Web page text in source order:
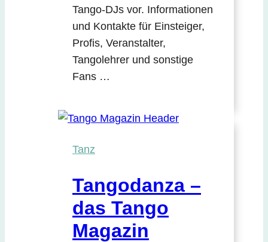
Tango-DJs vor. Informationen
und Kontakte für Einsteiger,
Profis, Veranstalter,
Tangolehrer und sonstige
Fans …
Tanz
Tangodanza –
das Tango
Magazin